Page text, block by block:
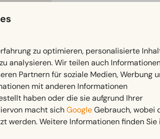
Villa
Ladestation für
Elektroautos
Ideal für
Familienurlaube
Ansehen
zu optimieren, personalisierte
analysieren. Wir teilen auch
Partnern für soziale Medien, Werbung
mit anderen Informationen
haben oder die sie aufgrund Ihrer
macht sichGoogleGebrauch, wobei
werden. Weitere Informationen finden Sie